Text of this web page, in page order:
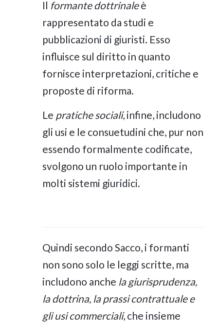
Il formante dottrinaleè
rappresentato da studi e
pubblicazioni di giuristi. Esso
influisce sul diritto in quanto
fornisce interpretazioni, critiche e
proposte di riforma.
Le pratiche sociali, infine, includono
gli usi e le consuetudini che, pur non
essendo formalmente codificate,
svolgono un ruolo importante in
molti sistemi giuridici.
Quindi secondo Sacco, i formanti
non sono solo le leggi scritte, ma
includono anche la giurisprudenza,
la dottrina, la prassi contrattuale e
gli usi commerciali, che insieme